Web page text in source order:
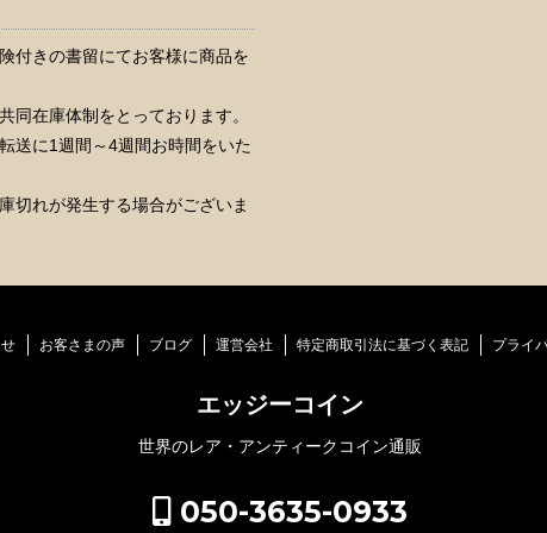
付きの書留にてお客様に商品を
同在庫体制をとっております。
送に1週間～4週間お時間をいた
切れが発生する場合がございま
お客さまの声 ブログ 運営会社 特定商取引法に基づく表記 プライ
エッジーコイン
世界のレア・アンティークコイン通販
050-3635-0933